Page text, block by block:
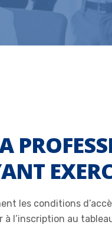
les conditions
à l’inscription au